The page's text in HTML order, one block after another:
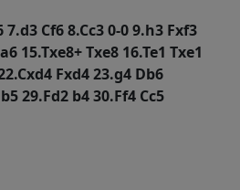
Cf6 8.Cc3 0-0 9.h3 Fxf3
15.Txe8+ Txe8 16.Te1 Txe1
Fxd4 23.g4 Db6
29.Fd2 b4 30.Ff4 Cc5